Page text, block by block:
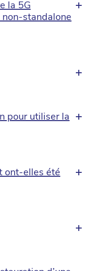
la 5G
non-standalone
pour utiliser la
ont-elles été